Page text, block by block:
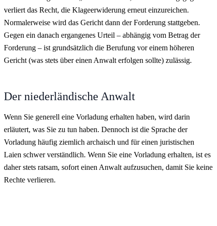
verliert das Recht, die Klageerwiderung erneut einzureichen.
Normalerweise wird das Gericht dann der Forderung stattgeben.
Gegen ein danach ergangenes Urteil – abhängig vom Betrag der
Forderung – ist grundsätzlich die Berufung vor einem höheren
Gericht (was stets über einen Anwalt erfolgen sollte) zulässig.
Der niederländische Anwalt
Wenn Sie generell eine Vorladung erhalten haben, wird darin
erläutert, was Sie zu tun haben. Dennoch ist die Sprache der
Vorladung häufig ziemlich archaisch und für einen juristischen
Laien schwer verständlich. Wenn Sie eine Vorladung erhalten, ist es
daher stets ratsam, sofort einen Anwalt aufzusuchen, damit Sie keine
Rechte verlieren.